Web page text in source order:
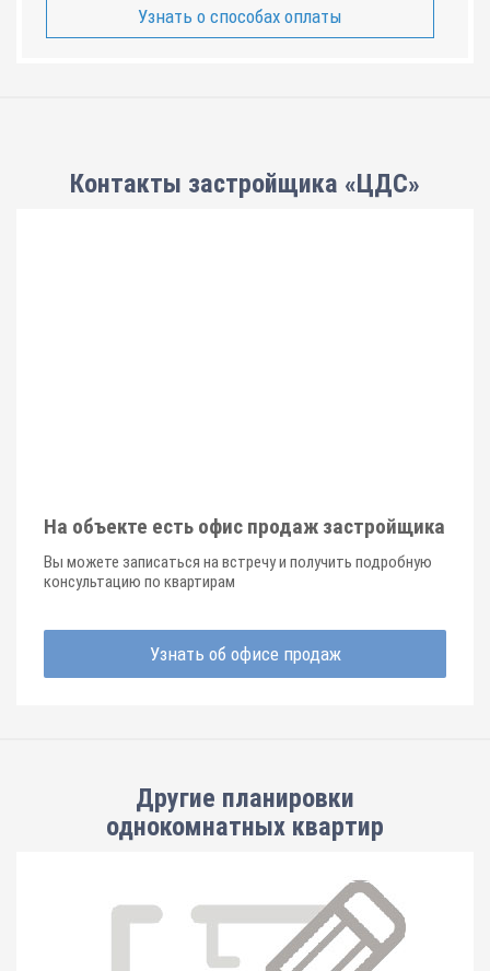
Узнать о способах оплаты
Контакты застройщика «ЦДС»
На объекте есть офис продаж застройщика
Вы можете записаться на встречу и получить подробную
консультацию по квартирам
Узнать об офисе продаж
Другие планировки
однокомнатных квартир